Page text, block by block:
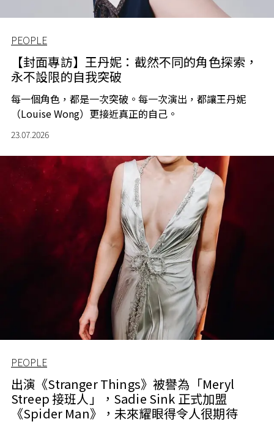
PEOPLE
【封面專訪】王丹妮：截然不同的角色探索，
永不設限的自我突破
每一個角色，都是一次突破。每一次演出，都讓王丹妮
（Louise Wong）更接近真正的自己。
23.07.2026
PEOPLE
出演《Stranger Things》被譽為「Meryl
Streep 接班人」，Sadie Sink 正式加盟
《Spider Man》，未來耀眼得令人很期待